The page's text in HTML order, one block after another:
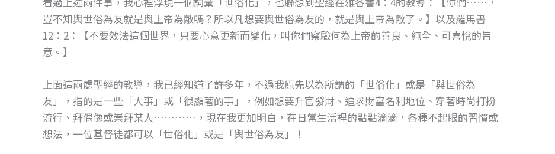
豈不知與世俗為友就是與上帝為敵嗎？所以凡想要與世俗為友的，就是與上帝為敵了。】以及羅馬書
12：2：【不要效法這個世界，只要心意更新而變化，叫你們察驗何為上帝的善良、純全、可喜悅的旨
意。】
上面這兩處聖經的教導，我已經知道了許多年，不過我原先以為所謂的「世俗化」或是「與世俗為
友」，指的是一些「大事」或「很顯著的事」，例如想要升官發財、追求財富名利地位、穿著時尚打扮
流行、拜偶像或崇拜某人…………，現在我更加明白，在日常生活裡的點點滴滴，各種不起眼的習慣或
想法，一位基督徒都可以「世俗化」或是「與世俗為友」！